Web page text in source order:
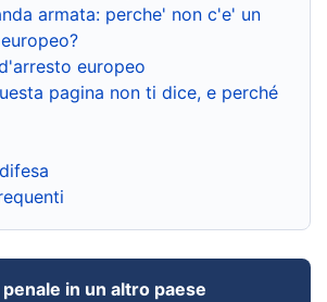
armata: perche' non c'e' un
europeo
pagina non ti dice, e perché
in un altro paese